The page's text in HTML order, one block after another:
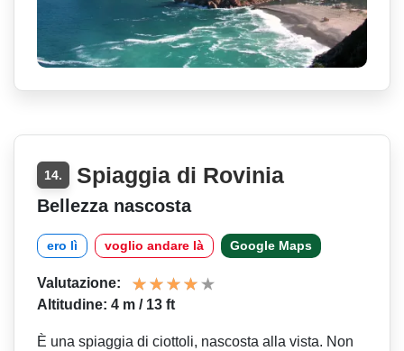
14. Spiaggia di Rovinia
Bellezza nascosta
ero lì voglio andare là Google Maps
Valutazione:
Altitudine: 4 m / 13 ft
È una spiaggia di ciottoli, nascosta alla vista. Non